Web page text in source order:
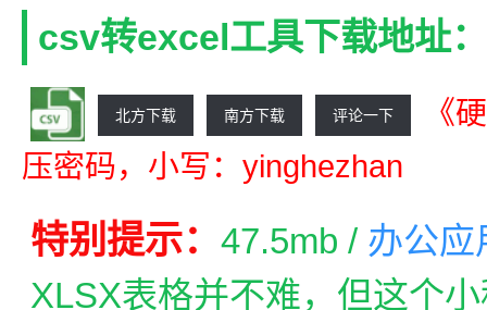
csv转excel工具下载地址：
北方下载 南方下载 评论一下
《
压密码，小写：yinghezhan
特别提示： 47.5mb / 办公应
XLSX表格并不难，但这个